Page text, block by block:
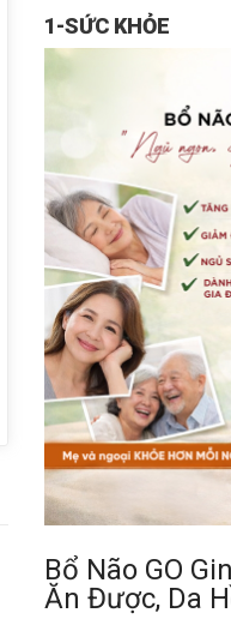
1-SỨC KHỎE
Bổ Não GO
Ăn Được, Da